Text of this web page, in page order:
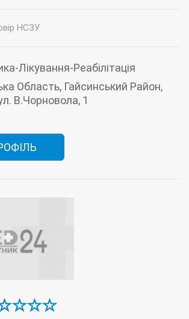
відділення
Педіатрія
Рентгенологія
Серологія
Стоматологія
Терапія
(діагностика і лікування)
Швидка допомога
НСЗУ
Лікування-Реабілітація
Область, Гайсинський Район,
В.Чорновола, 1